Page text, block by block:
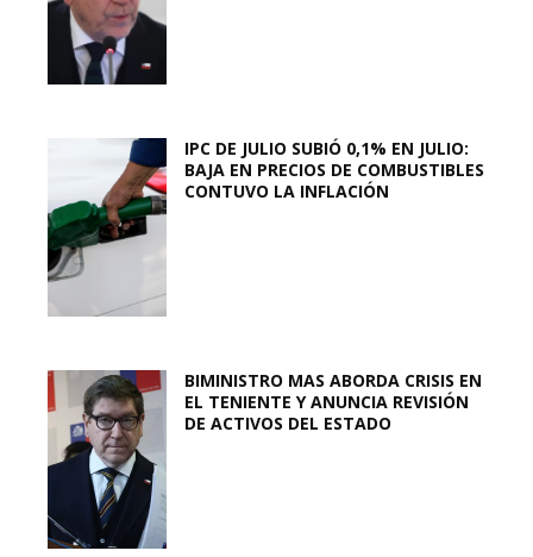
IPC DE JULIO SUBIÓ 0,1% EN JULIO:
BAJA EN PRECIOS DE COMBUSTIBLES
CONTUVO LA INFLACIÓN
BIMINISTRO MAS ABORDA CRISIS EN
EL TENIENTE Y ANUNCIA REVISIÓN
DE ACTIVOS DEL ESTADO